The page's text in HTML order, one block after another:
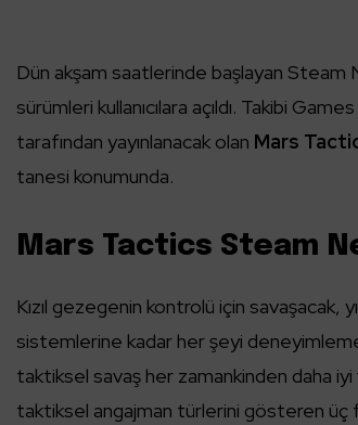
Dün akşam saatlerinde başlayan
sürümleri kullanıcılara açıldı. Takibi
tarafından yayınlanacak olan Mars
tanesi konumunda.
Mars Tactics Steam
Kızıl gezegenin kontrolü için savaşacak,
sistemlerine kadar her şeyi
taktiksel savaş her zamankinden daha iyi
taktiksel angajman türlerini gösteren üç